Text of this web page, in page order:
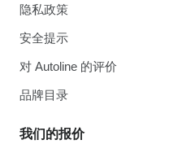
隐私政策
安全提示
对 Autoline 的评价
品牌目录
我们的报价